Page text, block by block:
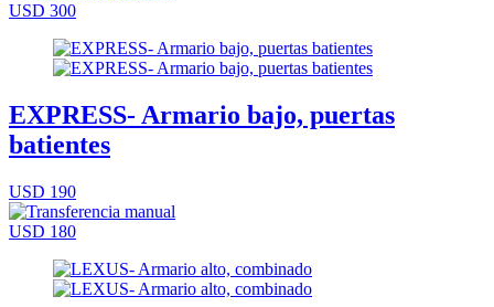
USD 300
EXPRESS- Armario bajo, puertas
batientes
USD 190
USD 180